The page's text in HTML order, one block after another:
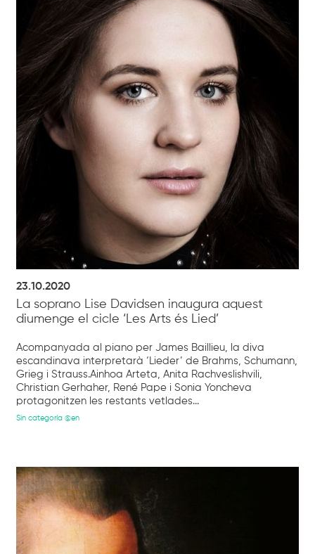
23.10.2020
La soprano Lise Davidsen inaugura aquest
diumenge el cicle ‘Les Arts és Lied’
Acompanyada al piano per James Baillieu, la diva
escandinava interpretarà ‘Lieder’ de Brahms, Schumann,
Grieg i Strauss.Ainhoa Arteta, Anita Rachveslishvili,
Christian Gerhaher, René Pape i Sonia Yoncheva
protagonitzen les restants vetlades...
Sin categoría @en